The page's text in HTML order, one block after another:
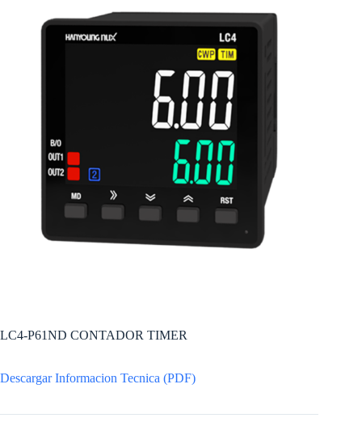
LC4-P61ND CONTADOR TIMER
Descargar Informacion Tecnica (PDF)